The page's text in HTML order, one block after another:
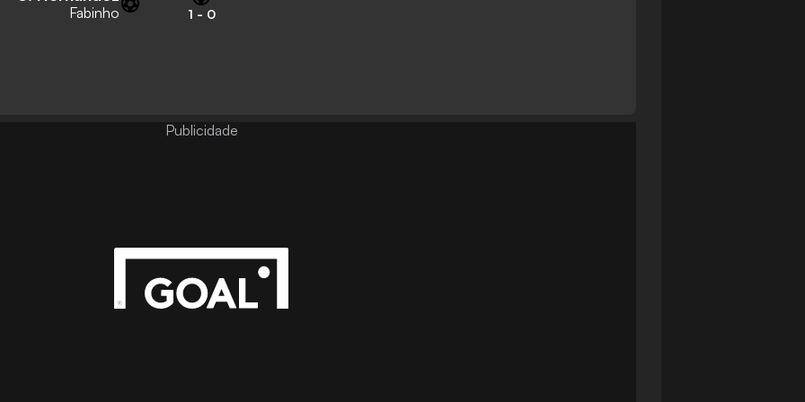
Fabinho 1 - 0
Publicidade